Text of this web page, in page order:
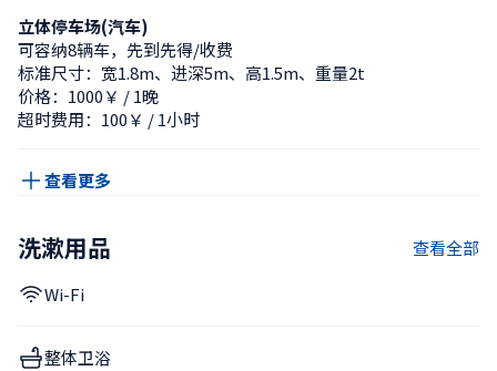
立体停车场(汽车)
可容纳8辆车，先到先得/收费
标准尺寸：宽1.8m、进深5m、高1.5m、重量2t
价格：1000￥ / 1晚
超时费用：100￥ / 1小时
查看更多
洗漱用品 查看全部
Wi-Fi
整体卫浴